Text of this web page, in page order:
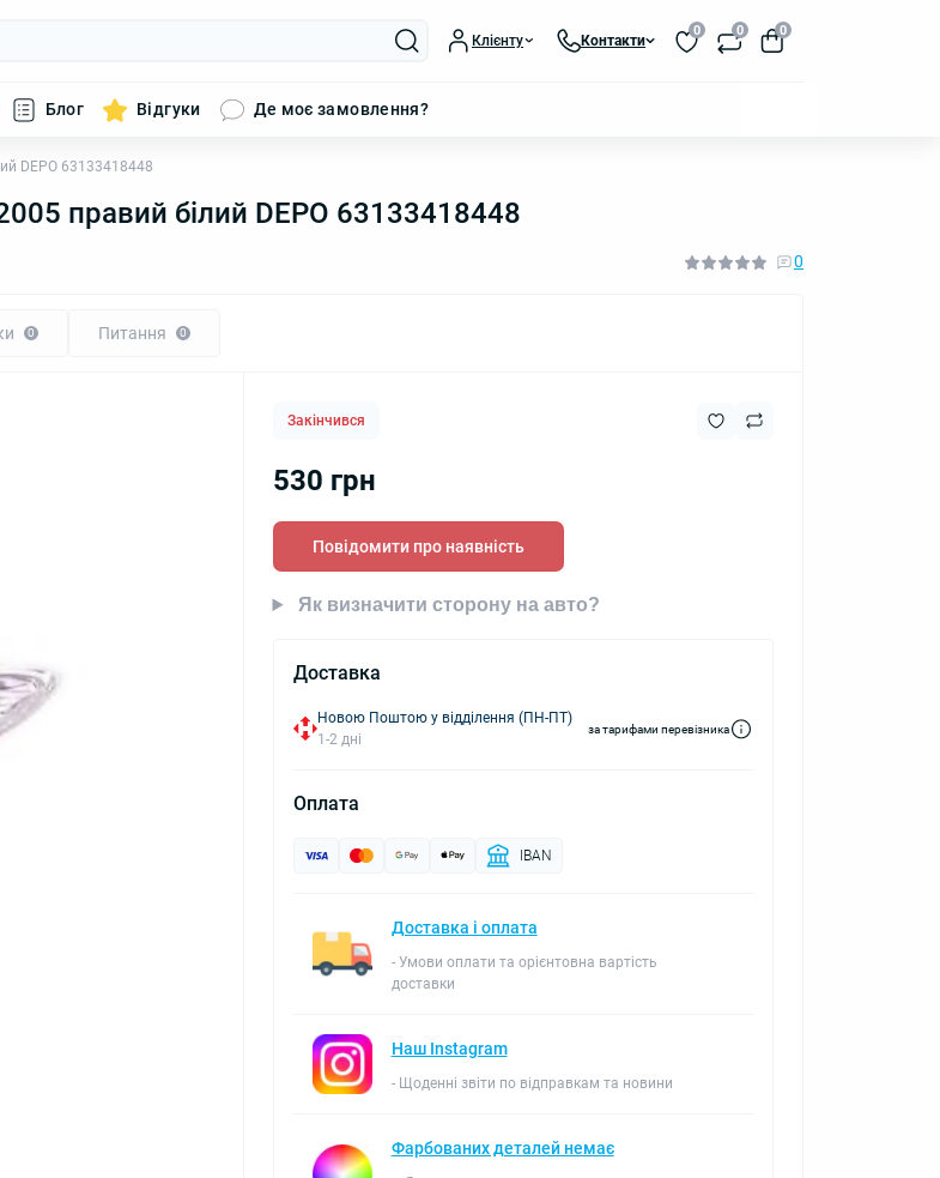
Клієнту Контакти
0 0 0
Блог Відгуки Де моє замовлення?
DEPO 63133418448
правий білий DEPO 63133418448
0
0 Питання 0
Закінчився
530 грн
Повідомити про наявність
Як визначити сторону на авто?
Доставка
Новою Поштою у відділення (ПН-ПТ)
1-2 дні
за тарифами перевізника
Оплата
IBAN
Доставка і оплата
- Умови оплати та орієнтовна вартість
доставки
Наш Instagram
- Щоденні звіти по відправкам та новини
Фарбованих деталей немає